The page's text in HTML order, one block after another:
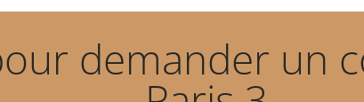
demander un